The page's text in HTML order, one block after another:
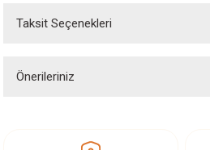
Ürün hakkında henüz
Taksit Seçenekleri
Önerileriniz